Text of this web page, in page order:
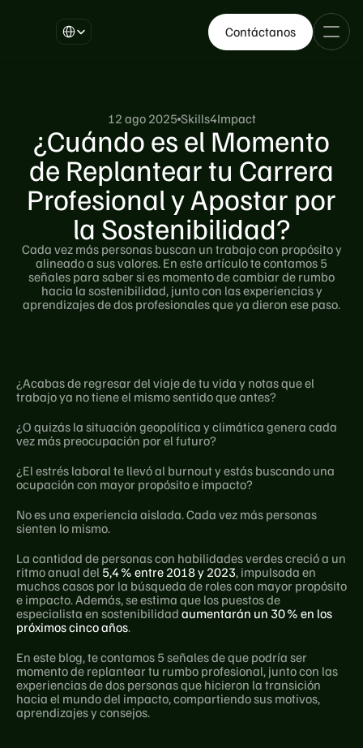
Select Language Contáctanos
12 ago 2025 Skills4Impact
¿Cuándo es el Momento
de Replantear tu Carrera
Profesional y Apostar por
la Sostenibilidad?
Cada vez más personas buscan un trabajo con propósito y
alineado a sus valores. En este artículo te contamos 5
señales para saber si es momento de cambiar de rumbo
hacia la sostenibilidad, junto con las experiencias y
aprendizajes de dos profesionales que ya dieron ese paso.
¿Acabas de regresar del viaje de tu vida y notas que el
trabajo ya no tiene el mismo sentido que antes?
¿O quizás la situación geopolítica y climática genera cada
vez más preocupación por el futuro?
¿El estrés laboral te llevó al burnout y estás buscando una
ocupación con mayor propósito e impacto?
No es una experiencia aislada. Cada vez más personas
sienten lo mismo.
La cantidad de personas con habilidades verdes creció a un
ritmo anual del 5,4 % entre 2018 y 2023, impulsada en
muchos casos por la búsqueda de roles con mayor propósito
e impacto. Además, se estima que los puestos de
especialista en sostenibilidad aumentarán un 30 % en los
próximos cinco años.
En este blog, te contamos 5 señales de que podría ser
momento de replantear tu rumbo profesional, junto con las
experiencias de dos personas que hicieron la transición
hacia el mundo del impacto, compartiendo sus motivos,
aprendizajes y consejos.